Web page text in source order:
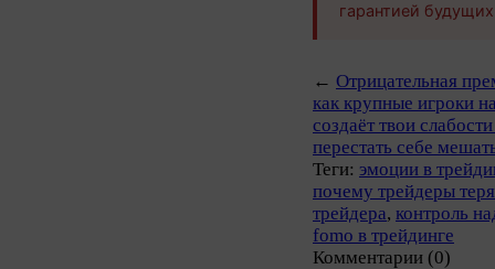
гарантией
← Отрицательная
как крупные игроки
создаёт твои
перестать себе
Теги: эмоции в
почему трейдеры
трейдера, контроль
fomo в трейдинге
Комментарии (0)